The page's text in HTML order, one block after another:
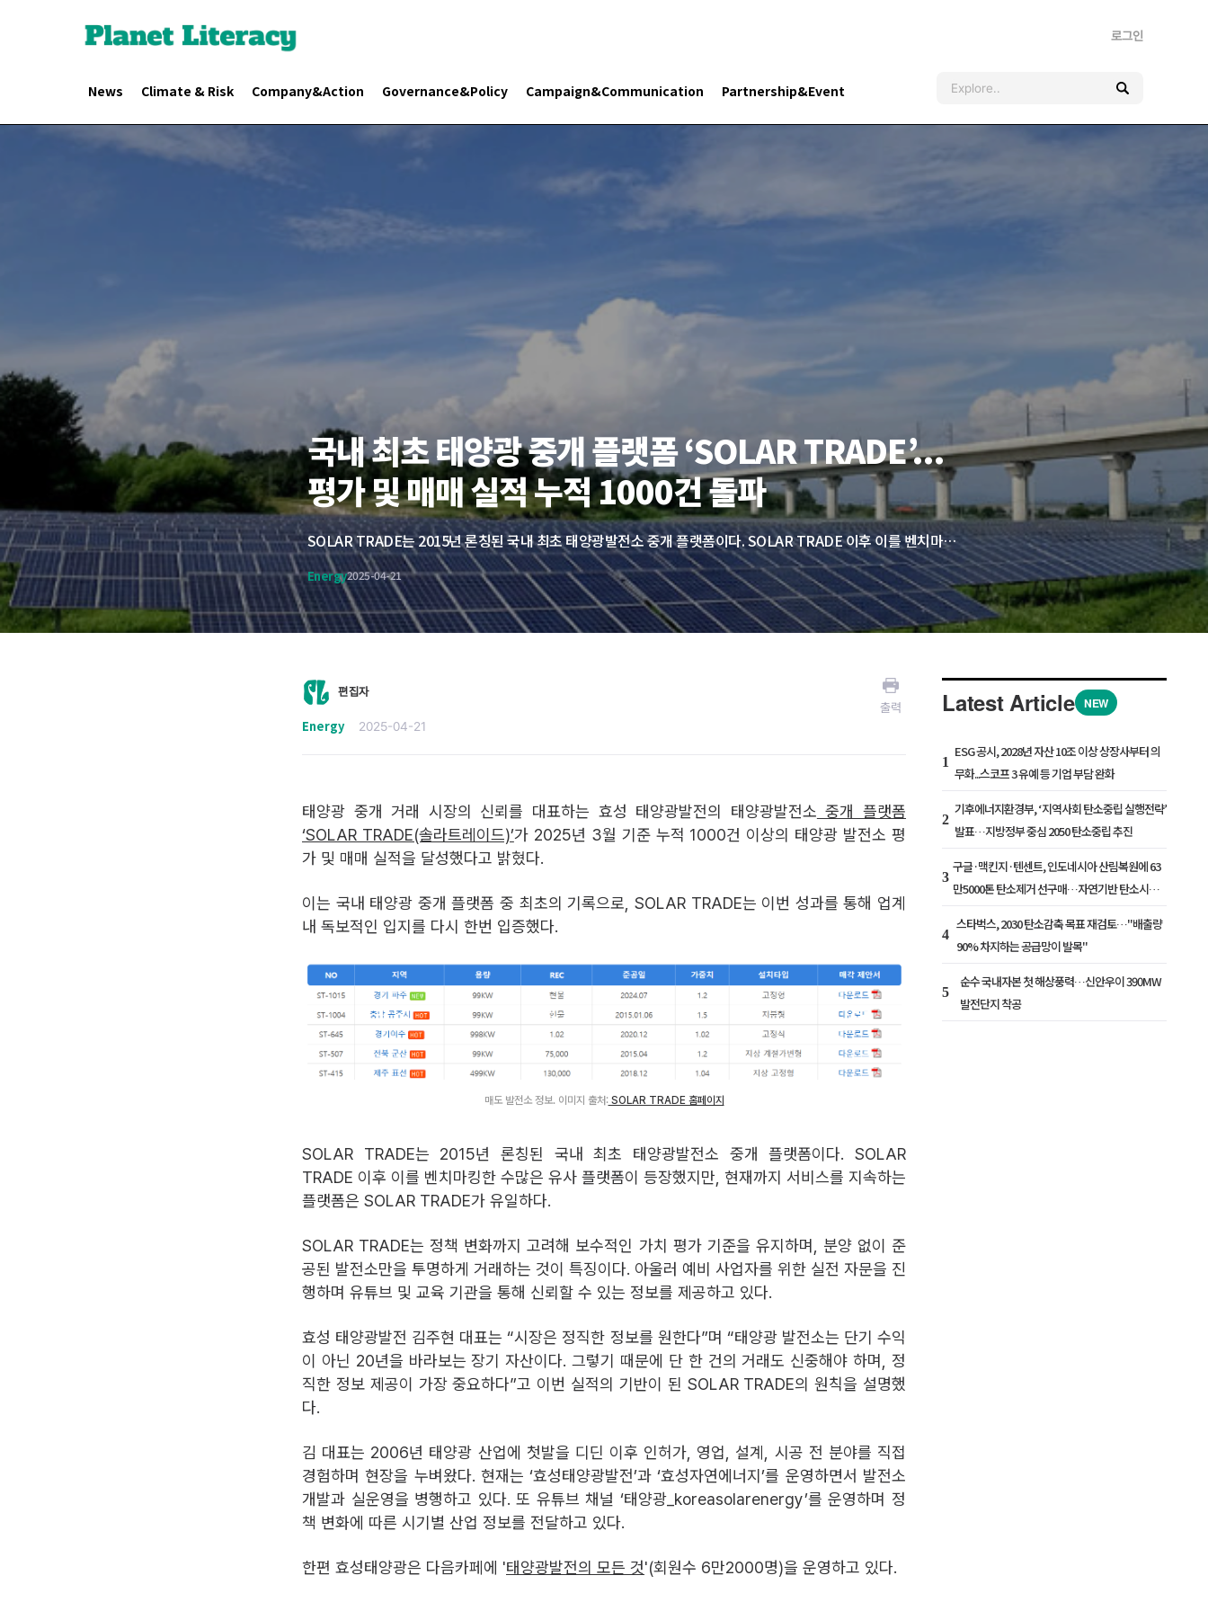
로그인
News Climate & Risk Company&Action Governance&Policy Campaign&Communication Partnership&Event
국내 최초 태양광 중개 플랫폼 ‘SOLAR TRADE’...
평가 및 매매 실적 누적 1000건 돌파
SOLAR TRADE는 2015년 론칭된 국내 최초 태양광발전소 중개 플랫폼이다. SOLAR TRADE 이후 이를 벤치마킹한 수많은 유사 플랫폼이 등장했지만, 현재까지 서비스를 지속하는 플랫폼은 SOLAR TRADE가 유일하다.
Energy2025-04-21
편집자
출력
Energy 2025-04-21
태양광 중개 거래 시장의 신뢰를 대표하는 효성 태양광발전의 태양광발전소 중개 플랫폼
‘SOLAR TRADE(솔라트레이드)’가 2025년 3월 기준 누적 1000건 이상의 태양광 발전소 평
가 및 매매 실적을 달성했다고 밝혔다.
이는 국내 태양광 중개 플랫폼 중 최초의 기록으로, SOLAR TRADE는 이번 성과를 통해 업계
내 독보적인 입지를 다시 한번 입증했다.
매도 발전소 정보. 이미지 출처:SOLAR TRADE 홈페이지
SOLAR TRADE는 2015년 론칭된 국내 최초 태양광발전소 중개 플랫폼이다. SOLAR
TRADE 이후 이를 벤치마킹한 수많은 유사 플랫폼이 등장했지만, 현재까지 서비스를 지속하는
플랫폼은 SOLAR TRADE가 유일하다.
SOLAR TRADE는 정책 변화까지 고려해 보수적인 가치 평가 기준을 유지하며, 분양 없이 준
공된 발전소만을 투명하게 거래하는 것이 특징이다. 아울러 예비 사업자를 위한 실전 자문을 진
행하며 유튜브 및 교육 기관을 통해 신뢰할 수 있는 정보를 제공하고 있다.
효성 태양광발전 김주현 대표는 “시장은 정직한 정보를 원한다”며 “태양광 발전소는 단기 수익
이 아닌 20년을 바라보는 장기 자산이다. 그렇기 때문에 단 한 건의 거래도 신중해야 하며, 정
직한 정보 제공이 가장 중요하다”고 이번 실적의 기반이 된 SOLAR TRADE의 원칙을 설명했
다.
김 대표는 2006년 태양광 산업에 첫발을 디딘 이후 인허가, 영업, 설계, 시공 전 분야를 직접
경험하며 현장을 누벼왔다. 현재는 ‘효성태양광발전’과 ‘효성자연에너지’를 운영하면서 발전소
개발과 실운영을 병행하고 있다. 또 유튜브 채널 ‘태양광_koreasolarenergy’를 운영하며 정
책 변화에 따른 시기별 산업 정보를 전달하고 있다.
한편 효성태양광은 다음카페에 '태양광발전의 모든 것'(회원수 6만2000명)을 운영하고 있다.
Latest Article NEW
1
ESG 공시, 2028년 자산 10조 이상 상장사부터 의
무화...스코프 3 유예 등 기업 부담 완화
2
기후에너지환경부, ‘지역사회 탄소중립 실행전략’
발표…지방정부 중심 2050 탄소중립 추진
3
구글·맥킨지·텐센트, 인도네시아 산림복원에 63
만5000톤 탄소제거 선구매…자연기반 탄소시장
4
스타벅스, 2030 탄소감축 목표 재검토…"배출량
90% 차지하는 공급망이 발목"
5
순수 국내자본 첫 해상풍력…신안우이 390MW
발전단지 착공